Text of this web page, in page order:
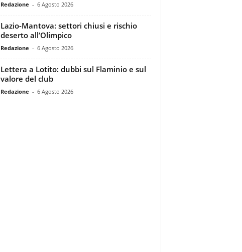
Redazione - 6 Agosto 2026
Lazio-Mantova: settori chiusi e rischio
deserto all’Olimpico
Redazione - 6 Agosto 2026
Lettera a Lotito: dubbi sul Flaminio e sul
valore del club
Redazione - 6 Agosto 2026